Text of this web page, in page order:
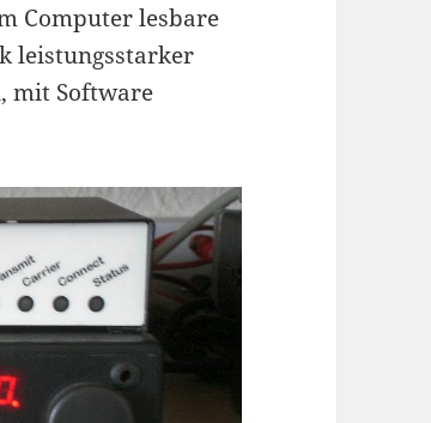
Computer lesbare
leistungsstarker
mit Software